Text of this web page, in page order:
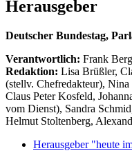
Herausgeber
Deutscher Bundestag,
Verantwortlich: Frank
Redaktion: Lisa Brüßler,
(stellv. Chefredakteur), Nina
Claus Peter Kosfeld,
vom Dienst), Sandra
Helmut Stoltenberg,
Herausgeber "heute